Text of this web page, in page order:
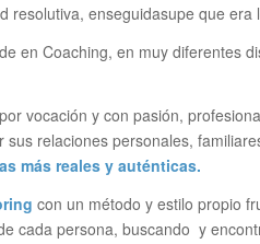
resolutiva, enseguidasupe que
en Coaching, en muy diferentes
vocación y con pasión,
relaciones personales,
más reales y auténticas.
con un método y estilo propio
cada persona, buscando y